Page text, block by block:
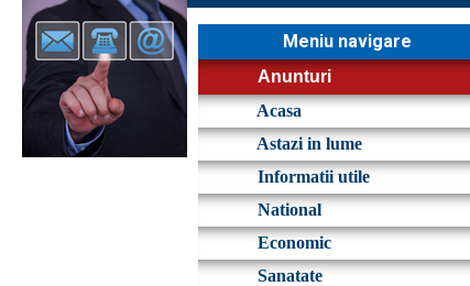
Meniu navigare
Anunturi
Acasa
Astazi in lume
Informatii utile
National
Economic
Sanatate